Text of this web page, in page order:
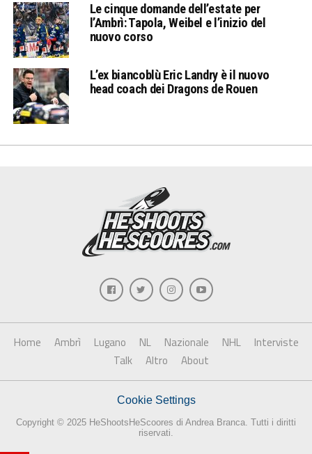
Le cinque domande dell’estate per
l’Ambrì: Tapola, Weibel e l’inizio del
nuovo corso
L’ex biancoblù Eric Landry è il nuovo
head coach dei Dragons de Rouen
Home Ambrì Lugano NL Nazionale NHL
Interviste
Talk
Altro About
Cookie Settings
Copyright © 2025 HeShootsHeScoores di Andrea Branca. Tutti i diritti
riservati.